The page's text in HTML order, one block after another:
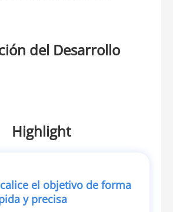
del Desarrollo
Highlight
el objetivo de forma
y precisa